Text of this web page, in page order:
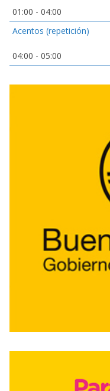
01:00 - 04:00
Acentos (repetición)
04:00 - 05:00